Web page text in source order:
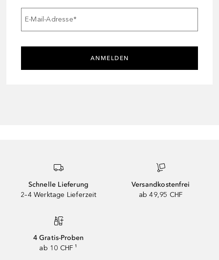
E-Mail-Adresse*
ANMELDEN
Schnelle Lieferung
2–4 Werktage Lieferzeit
Versandkostenfrei
ab 49,95 CHF
4 Gratis-Proben
ab 10 CHF ¹